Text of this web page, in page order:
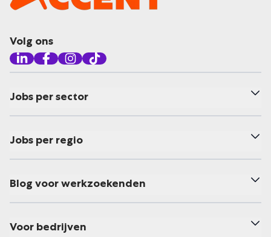
Volg ons
Jobs per sector
Jobs per regio
Blog voor werkzoekenden
Voor bedrijven